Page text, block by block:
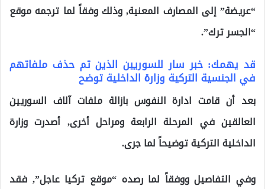
“عريضة” إلى المصارف المعنية, وذلك وفقاً لما ترجمه موقع
“الجسر ترك”.
قد يهمك: خبر سار للسوريين الذين تم حذف ملفاتهم
في الجنسية التركية وزارة الداخلية توضح
بعد أن قامت ادارة النفوس بازالة ملفات آلاف السوريين
العالقين في المرحلة الرابعة ومراحل أخرى, أصدرت وزارة
الداخلية التركية توضيحاً لما جرى.
وفي التفاصيل ووفقاً لما رصده “موقع تركيا عاجل”, فقد